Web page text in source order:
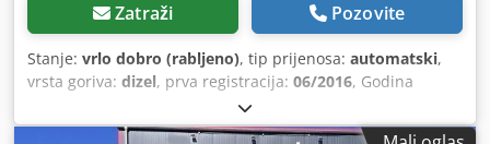
Zatraži Pozovite
Stanje: vrlo dobro (rabljeno), tip prijenosa: automatski,
vrsta goriva: dizel, prva registracija: 06/2016, Godina
2.058 h